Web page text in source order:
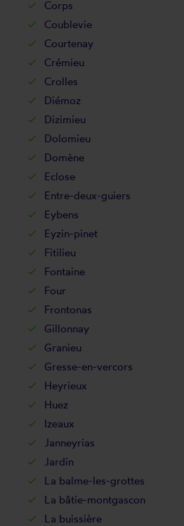
Corps
Coublevie
Courtenay
Crémieu
Crolles
Diémoz
Dizimieu
Dolomieu
Domène
Eclose
Entre-deux-guiers
Eybens
Eyzin-pinet
Fitilieu
Fontaine
Four
Frontonas
Gillonnay
Granieu
Gresse-en-vercors
Heyrieux
Huez
Izeaux
Janneyrias
Jardin
La balme-les-grottes
La bâtie-montgascon
La buissière